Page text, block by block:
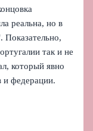
реальна, но в
Показательно,
так и не
который явно
и федерации.